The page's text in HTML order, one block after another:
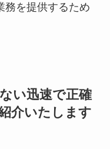
務を提供するため
い迅速で正確
介いたします